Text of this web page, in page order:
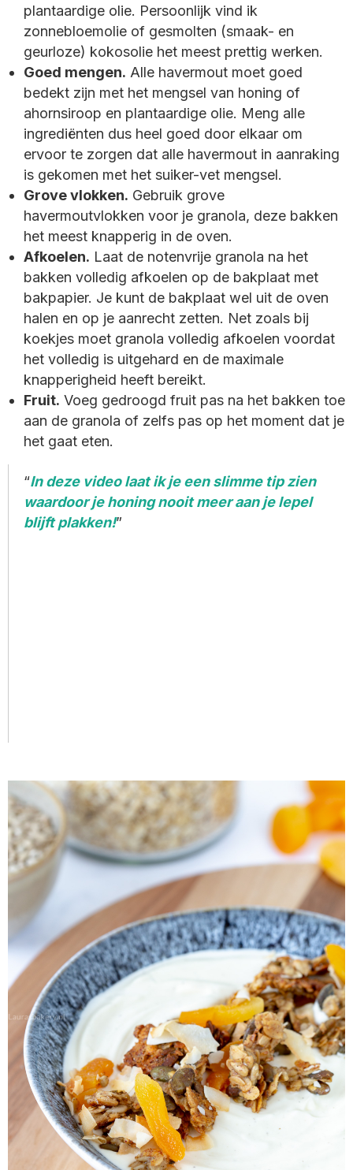
plantaardige olie. Persoonlijk vind ik
zonnebloemolie of gesmolten (smaak- en
geurloze) kokosolie het meest prettig werken.
Goed mengen. Alle havermout moet goed
bedekt zijn met het mengsel van honing of
ahornsiroop en plantaardige olie. Meng alle
ingrediënten dus heel goed door elkaar om
ervoor te zorgen dat alle havermout in aanraking
is gekomen met het suiker-vet mengsel.
Grove vlokken. Gebruik grove
havermoutvlokken voor je granola, deze bakken
het meest knapperig in de oven.
Afkoelen. Laat de notenvrije granola na het
bakken volledig afkoelen op de bakplaat met
bakpapier. Je kunt de bakplaat wel uit de oven
halen en op je aanrecht zetten. Net zoals bij
koekjes moet granola volledig afkoelen voordat
het volledig is uitgehard en de maximale
knapperigheid heeft bereikt.
Fruit. Voeg gedroogd fruit pas na het bakken toe
aan de granola of zelfs pas op het moment dat je
het gaat eten.
In deze video laat ik je een slimme tip zien
waardoor je honing nooit meer aan je lepel
blijft plakken!